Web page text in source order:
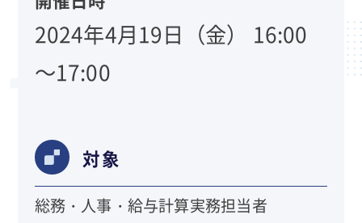
2024年4月19日（金） 16:00
～17:00
対象
総務・人事・給与計算実務担当者